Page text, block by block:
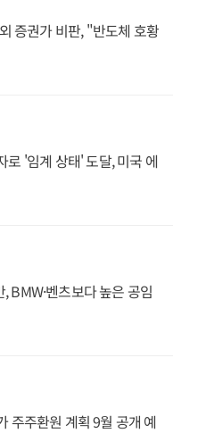
증권가 비판, "반도체 호황
로 '임계 상태' 도달, 미국 에
BMW·벤츠보다 높은 공임
주주환원 계획 9월 공개 예